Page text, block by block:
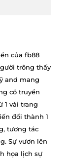
của fb88
trông thấy
and mang
cổ truyền
1 vài trang
đổi thành 1
tương tác
Sự vươn lên
họa lịch sự